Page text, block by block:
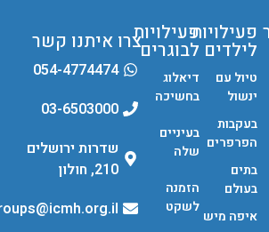
פעילויות
לילדים
טיול עם
ינשול
בעקבות
הפרפרים
בתים
בעולם
איפה מיש
פעילויות
לבוגרים
דיאלוג
בחשיכה
בעיניים
שלה
הזמנה
לשקט
צרו איתנו קשר
054-4774474
03-6503000
שדרות ירושלים
210, חולון
groups@icmh.org.il